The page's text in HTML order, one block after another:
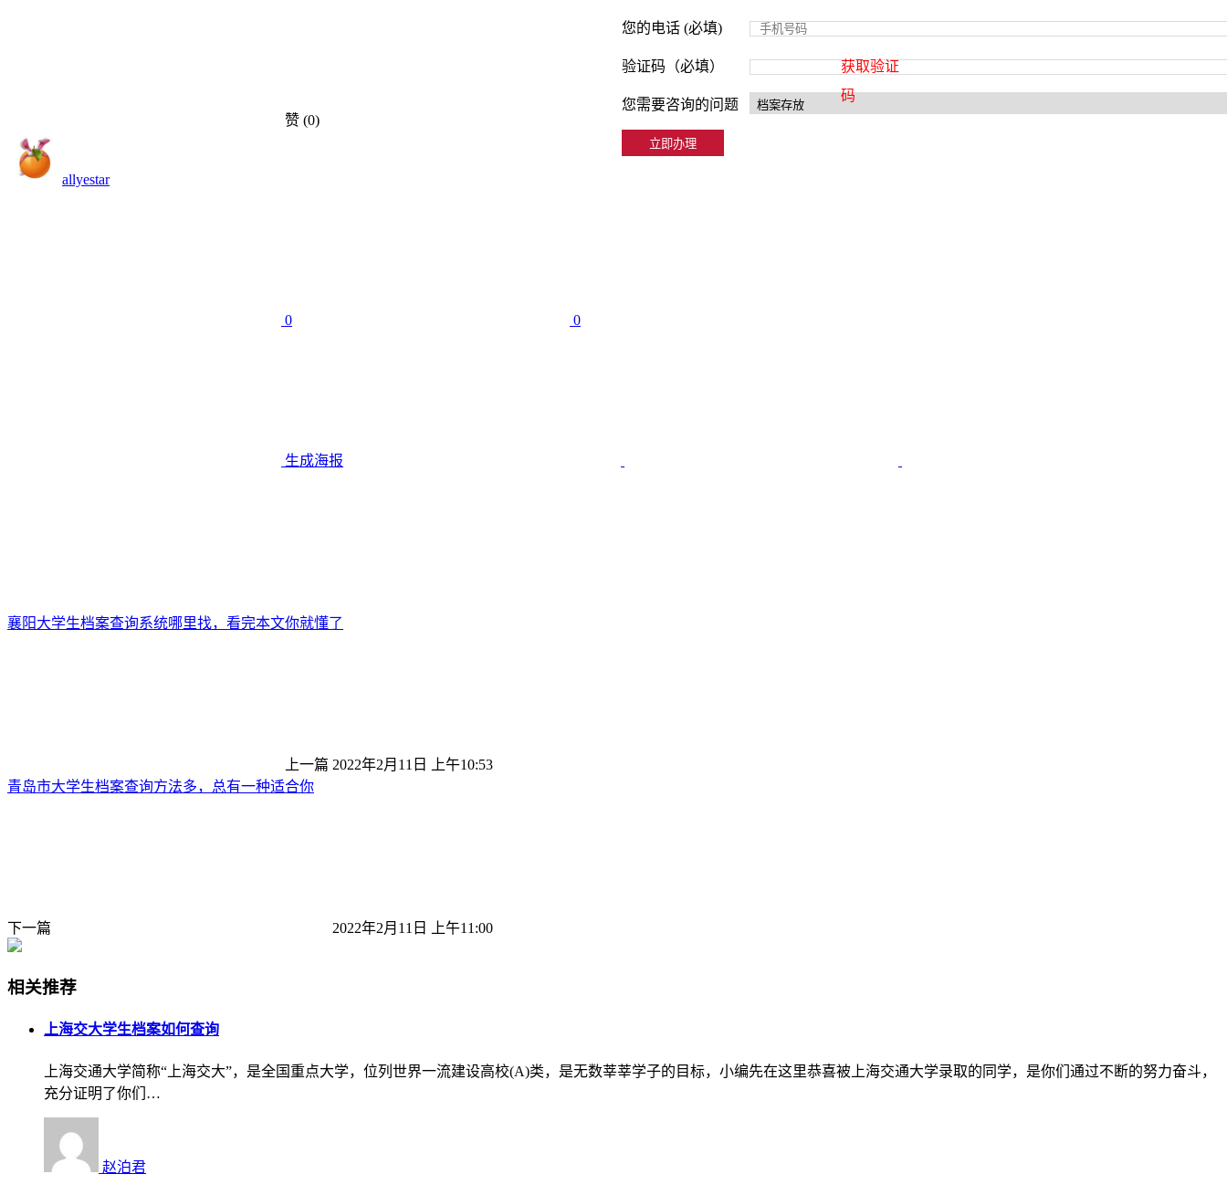
您的电话 (必填)
验证码（必填）
获取验证
码
您需要咨询的问题
赞 (0)
allyestar
0 0
生成海报
襄阳大学生档案查询系统哪里找，看完本文你就懂了
上一篇 2022年2月11日 上午10:53
青岛市大学生档案查询方法多，总有一种适合你
下一篇 2022年2月11日 上午11:00
相关推荐
上海交大学生档案如何查询
上海交通大学简称“上海交大”，是全国重点大学，位列世界一流建设高校(A)类，是无数莘莘学子的目标，小编先在这里恭喜被上海交通大学录取的同学，是你们通过不断的努力奋斗，
充分证明了你们…
赵泊君